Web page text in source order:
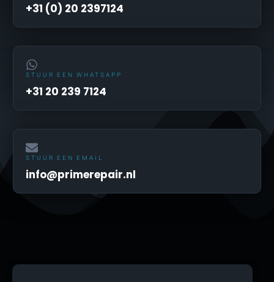
+31 (0) 20 2397124
STUUR EEN WHATSAPP
+31 20 239 7124
STUUR EEN EMAIL
info@primerepair.nl